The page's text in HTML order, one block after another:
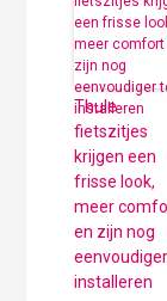
Thule
fietszitjes
krijgen een
frisse look,
meer
en zijn nog
installeren